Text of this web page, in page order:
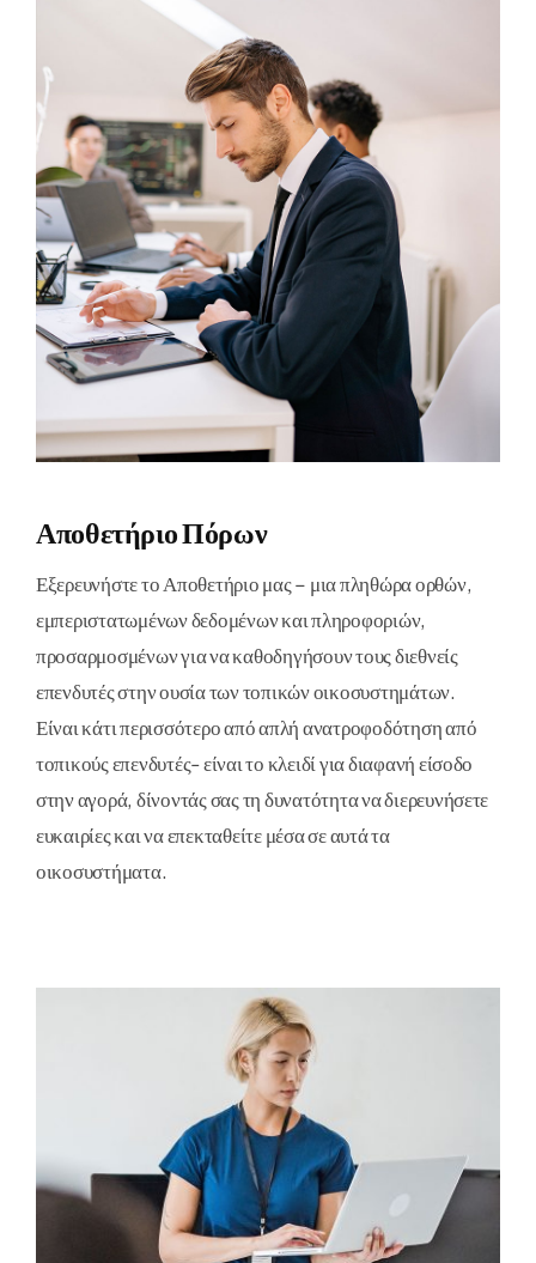
Αποθετήριο Πόρων
Εξερευνήστε το Αποθετήριο μας – μια πληθώρα ορθών,
εμπεριστατωμένων δεδομένων και πληροφοριών,
προσαρμοσμένων για να καθοδηγήσουν τους διεθνείς
επενδυτές στην ουσία των τοπικών οικοσυστημάτων.
Είναι κάτι περισσότερο από απλή ανατροφοδότηση από
τοπικούς επενδυτές- είναι το κλειδί για διαφανή είσοδο
στην αγορά, δίνοντάς σας τη δυνατότητα να διερευνήσετε
ευκαιρίες και να επεκταθείτε μέσα σε αυτά τα
οικοσυστήματα.